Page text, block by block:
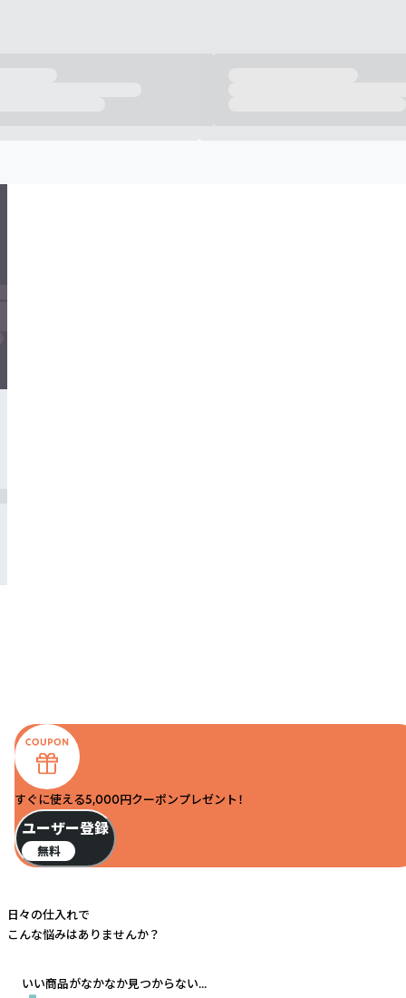
すぐに使える5,000円クーポンプレゼント！
ユーザー登録
無料
日々の仕入れで
こんな悩みはありませんか？
いい商品がなかなか見つからない...